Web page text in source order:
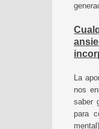
La
nos
saber
para
mental).